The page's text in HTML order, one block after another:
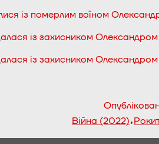
із померлим воїном
із захисником
із захисником
Війна (2022),